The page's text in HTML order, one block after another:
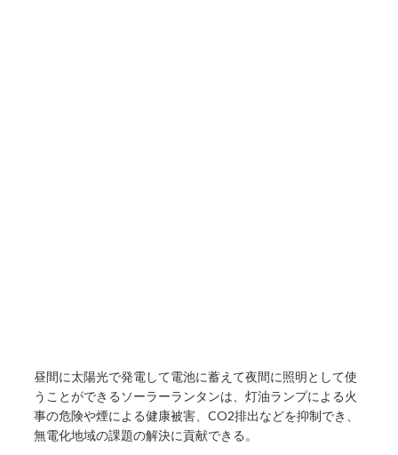
昼間に太陽光で発電して電池に蓄えて夜間に照明として使
うことができるソーラーランタンは、灯油ランプによる火
事の危険や煙による健康被害、CO2排出などを抑制でき、
無電化地域の課題の解決に貢献できる。